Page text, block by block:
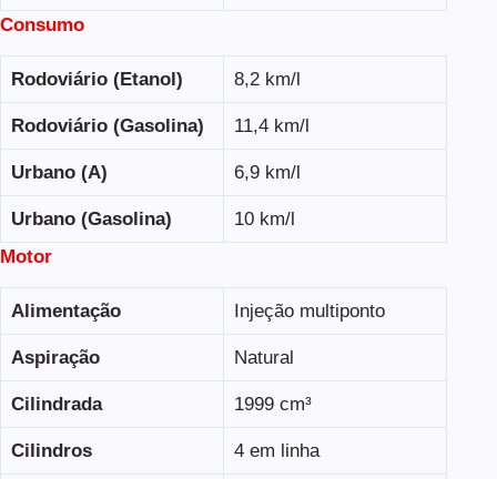
Consumo
Rodoviário (Etanol) 8,2 km/l
Rodoviário (Gasolina) 11,4 km/l
Urbano (A) 6,9 km/l
Urbano (Gasolina)
10 km/l
Motor
Alimentação Injeção multiponto
Aspiração Natural
Cilindrada 1999 cm³
Cilindros 4 em linha